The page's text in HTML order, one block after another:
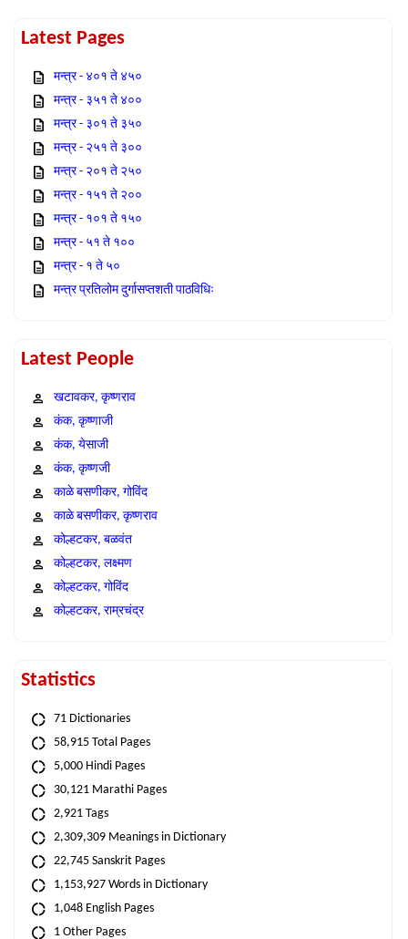
Latest Pages
मन्त्र - ४०१ ते ४५०
मन्त्र - ३५१ ते ४००
मन्त्र - ३०१ ते ३५०
मन्त्र - २५१ ते ३००
मन्त्र - २०१ ते २५०
मन्त्र - १५१ ते २००
मन्त्र - १०१ ते १५०
मन्त्र - ५१ ते १००
मन्त्र - १ ते ५०
मन्त्र प्रतिलोम दुर्गासप्तशती पाठविधिः
Latest People
खटावकर, कृष्णराव
कंक, कृष्णाजी
कंक, येसाजी
कंक, कृष्णजी
काळे बसणीकर, गोविंद
काळे बसणीकर, कृष्णराव
कोल्हटकर, बळवंत
कोल्हटकर, लक्ष्मण
कोल्हटकर, गोविंद
कोल्हटकर, राम्रचंद्र
Statistics
71 Dictionaries
58,915 Total Pages
5,000 Hindi Pages
30,121 Marathi Pages
2,921 Tags
2,309,309 Meanings in Dictionary
22,745 Sanskrit Pages
1,153,927 Words in Dictionary
1,048 English Pages
1 Other Pages